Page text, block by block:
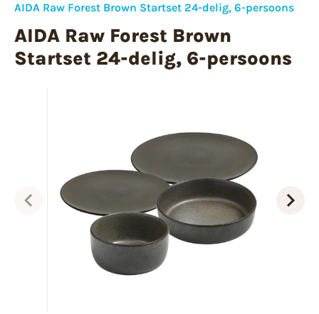
AIDA Raw Forest Brown Startset 24-delig, 6-persoons
AIDA Raw Forest Brown
Startset 24-delig, 6-persoons